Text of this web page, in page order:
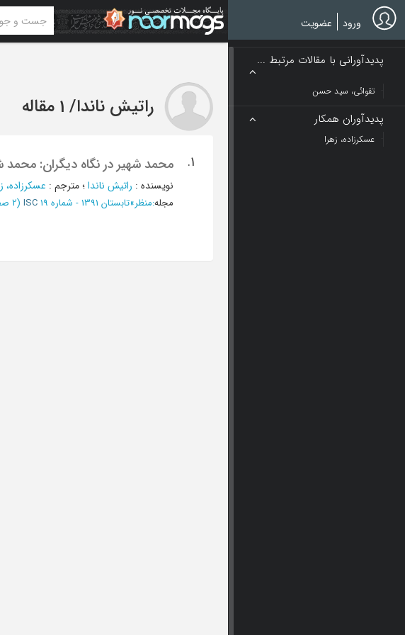
Skip
to
main
ورود عضویت
پدیدآورانی با مقالات مرتبط ...
تقوائی، سید حسن
پدیدآوران همکار
عسکرزاده، زهرا
راتیش ناندا/ 1 مقاله
1. محمد شهیر در نگاه دیگران: محمد
نویسنده : راتیش ناندا؛مترجم : عسکرزاده،
مجله:منظر»تابستان 1391 - شماره 19 ISC (‎2 صفحه -